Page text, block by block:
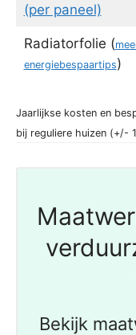
(per paneel)
Radiatorfolie (
energiebespaartips)
Jaarlijkse kosten en
bij reguliere huizen (+/-
Bekijk